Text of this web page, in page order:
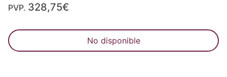
PVP. 328,75€
No disponible